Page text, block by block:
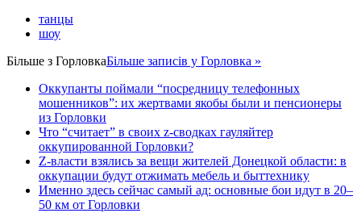
танцы
шоу
Більше з ГорловкаБільше записів у Горловка »
Оккупанты поймали “посредницу телефонных
мошенников”: их жертвами якобы были и пенсионеры
из Горловки
Что “считает” в своих z-сводках гауляйтер
оккупированной Горловки?
Z-власти взялись за вещи жителей Донецкой области: в
оккупации будут отжимать мебель и быттехнику
Именно здесь сейчас самый ад: основные бои идут в 20–
50 км от Горловки